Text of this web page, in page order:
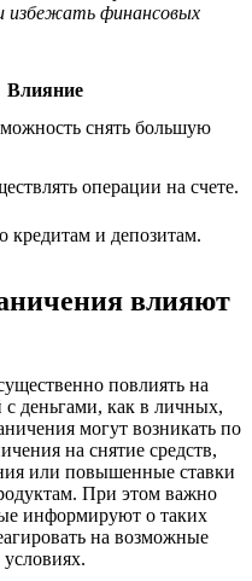
избежать финансовых
Влияние
снять большую
операции на счете.
кредитам и депозитам.
влияют
повлиять на
деньгами, как в личных,
могут возникать по
на снятие средств,
или повышенные ставки
При этом важно
информируют о таких
на возможные